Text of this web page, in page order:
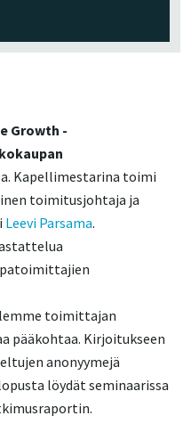
Growth -
Kapellimestarina toimi
toimitusjohtaja ja
Leevi Parsama.
toimittajan
pääkohtaa. Kirjoitukseen
anonyymejä
löydät seminaarissa